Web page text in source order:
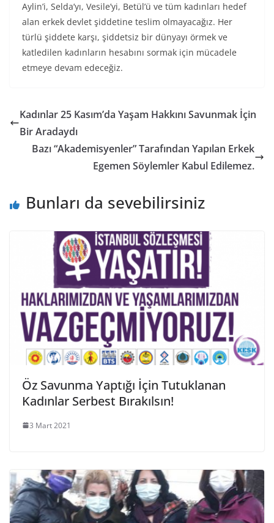
Aylin’i, Selda’yı, Vesile’yi, Betül’ü ve tüm kadınları hedef
alan erkek devlet şiddetine teslim olmayacağız. Her
türlü şiddete karşı, şiddetsiz bir dünyayı örmek ve
katledilen kadınların hesabını sormak için mücadele
etmeye devam edeceğiz.
Kadınlar 25 Kasım’da Yaşam Hakkını Savunmak İçin
Bir Aradaydı
Bazı “Akademisyenler” Tarafından Yapılan Erkek
Egemen Söylemler Kabul Edilemez.
Bunları da sevebilirsiniz
Öz Savunma Yaptığı İçin Tutuklanan
Kadınlar Serbest Bırakılsın!
3 Mart 2021